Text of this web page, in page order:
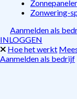
Zonwering-
Aanmelden als
INLOGGEN
Hoe het werkt
Aanmelden als bedrijf